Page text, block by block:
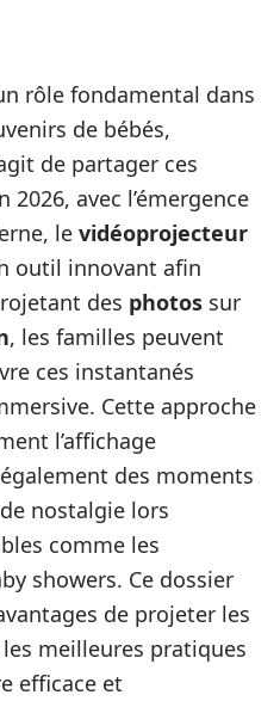
rôle fondamental dans
de bébés,
de partager ces
avec l’émergence
le vidéoprojecteur
outil innovant afin
des photos sur
, les familles peuvent
ces instantanés
Cette approche
l’affichage
des moments
nostalgie lors
comme les
showers. Ce dossier
de projeter les
meilleures pratiques
efficace et